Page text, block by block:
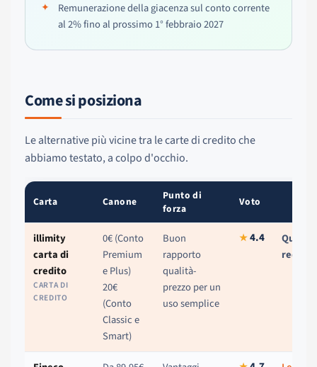
Remunerazione della giacenza sul conto corrente
al 2% fino al prossimo 1° febbraio 2027
Come si posiziona
Le alternative più vicine tra le carte di credito che
abbiamo testato, a colpo d'occhio.
Carta Canone
Punto di
forza
Voto
illimity
carta di
credito
CARTA DI
CREDITO
0€ (Conto
Premium
e Plus)
20€
(Conto
Classic e
Smart)
Buon
rapporto
qualità-
prezzo per un
uso semplice
★4.4
Questa